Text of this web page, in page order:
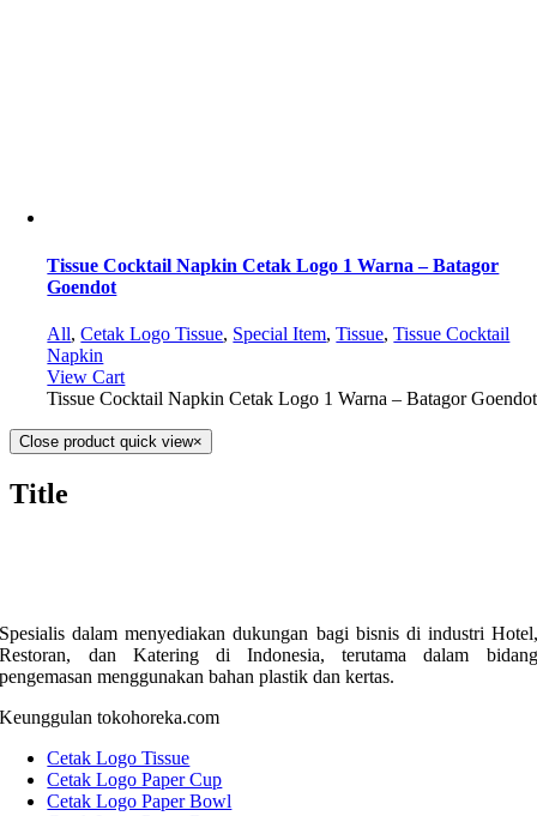
Tissue Cocktail Napkin Cetak Logo 1 Warna – Batagor
Goendot
All,Cetak Logo Tissue, Special Item,Tissue,Tissue Cocktail
Napkin
View Cart
Tissue Cocktail Napkin Cetak Logo 1 Warna – Batagor Goendot
Close product quick view×
Title
Spesialis dalam menyediakan dukungan bagi bisnis di industri Hotel,
Restoran, dan Katering di Indonesia, terutama dalam bidang
pengemasan menggunakan bahan plastik dan kertas.
Keunggulan tokohoreka.com
Cetak Logo Tissue
Cetak Logo Paper Cup
Cetak Logo Paper Bowl